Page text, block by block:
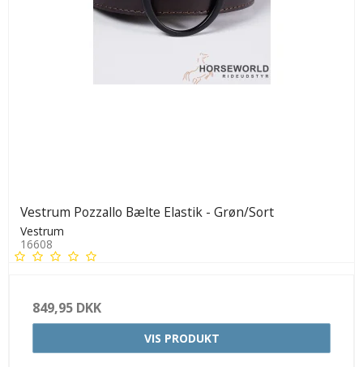
Vestrum Pozzallo Bælte Elastik - Grøn/Sort
Vestrum
16608
849,95 DKK
VIS PRODUKT